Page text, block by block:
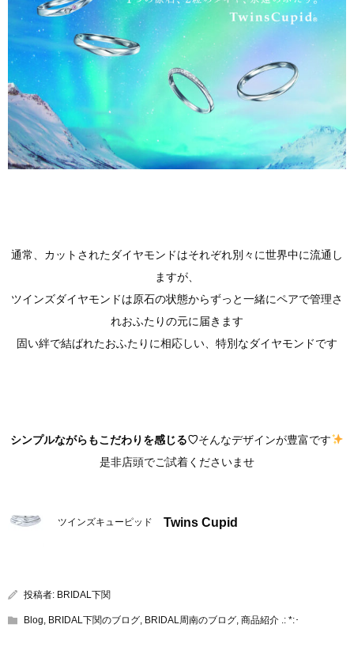
通常、カットされたダイヤモンドはそれぞれ別々に世界中に流通し
ますが、
ツインズダイヤモンドは原石の状態からずっと一緒にペアで管理さ
れおふたりの元に届きます
固い絆で結ばれたおふたりに相応しい、特別なダイヤモンドです
シンプルながらもこだわりを感じる♡そんなデザインが豊富です
是非店頭でご試着くださいませ
ツインズキューピッド Twins Cupid
投稿者: BRIDAL下関
Blog BRIDAL下関のブログ BRIDAL周南のブログ 商品紹介 .: *:･